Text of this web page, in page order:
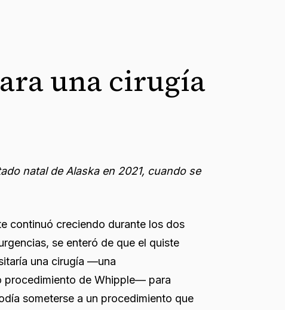
una cirugía
natal de Alaska en 2021, cuando se
continuó creciendo durante los dos
se enteró de que el quiste
una cirugía —una
procedimiento de Whipple— para
someterse a un procedimiento que